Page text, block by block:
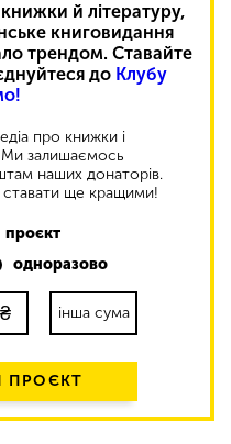
й літературу,
книговидання
трендом. Ставайте
до Клубу
про книжки і
Ми залишаємось
наших донаторів.
ставати ще кращими!
проєкт
одноразово
₴ інша сума
ПРОЄКТ